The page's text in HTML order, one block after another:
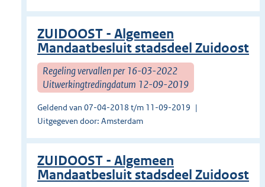
ZUIDOOST - Algemeen
Mandaatbesluit stadsdeel Zuidoost
Regeling vervallen per 16-03-2022
Uitwerkingtredingdatum 12-09-2019
Geldend van 07-04-2018 t/m 11-09-2019
Uitgegeven door: Amsterdam
ZUIDOOST - Algemeen
Mandaatbesluit stadsdeel Zuidoost